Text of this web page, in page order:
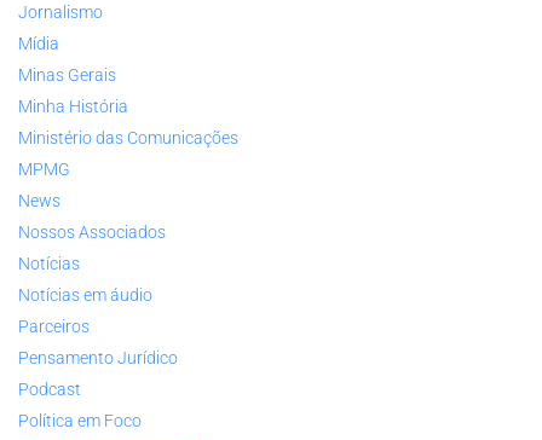
Jornalismo
Mídia
Minas Gerais
Minha História
Ministério das Comunicações
MPMG
News
Nossos Associados
Notícias
Notícias em áudio
Parceiros
Pensamento Jurídico
Podcast
Política em Foco